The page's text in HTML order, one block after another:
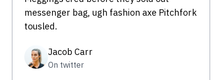
messenger bag, ugh fashion axe Pitchfork
tousled.
Jacob Carr
On twitter